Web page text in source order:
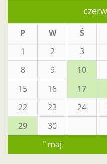
P W Ś
1
2 3
8
9 10
15
16 17
22
23 24
29
30
" maj